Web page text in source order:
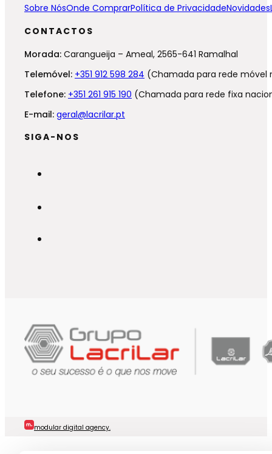
Sobre NósOnde ComprarPolítica de PrivacidadeNovidades
CONTACTOS
Morada: Carangueija – Ameal, 2565-641 Ramalhal
Telemóvel: +351 912 598 284 (Chamada para rede móvel
Telefone: +351 261 915 190 (Chamada para rede fixa
E-mail: geral@lacrilar.pt
SIGA-NOS
modular digital agency.